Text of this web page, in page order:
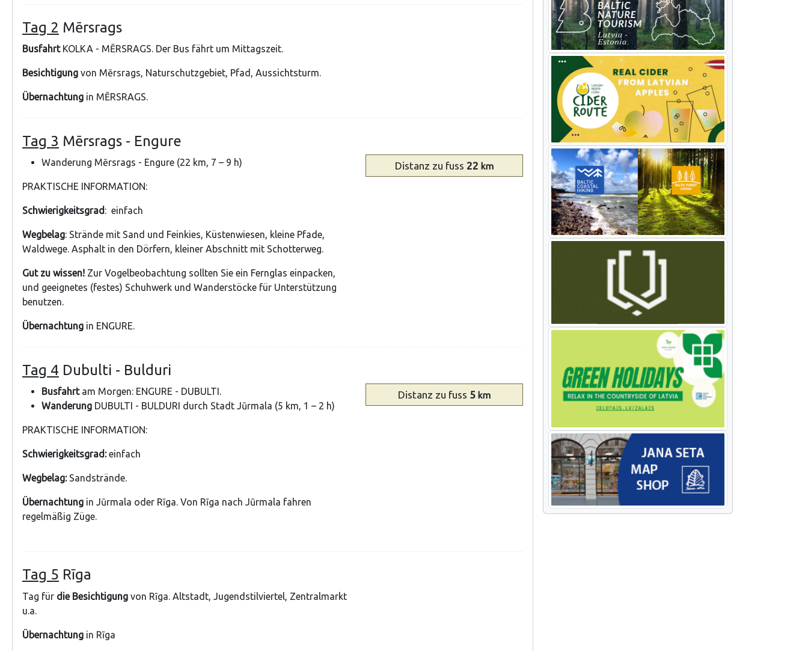
Tag 2 Mērsrags
BusfahrtKOLKA - MĒRSRAGS. Der Bus fährt um Mittagszeit.
Besichtigung von Mērsrags, Naturschutzgebiet, Pfad, Aussichtsturm.
Übernachtung in MĒRSRAGS.
Tag 3 Mērsrags - Engure
Wanderung Mērsrags - Engure (22 km, 7 – 9 h)
PRAKTISCHE INFORMATION:
Schwierigkeitsgrad: einfach
Wegbelag: Strände mit Sand und Feinkies, Küstenwiesen, kleine Pfade,
Waldwege. Asphalt in den Dörfern, kleiner Abschnitt mit Schotterweg.
Gut zu wissen! Zur Vogelbeobachtung sollten Sie ein Fernglas einpacken,
und geeignetes (festes) Schuhwerk und Wanderstöcke für Unterstützung
benutzen.
Übernachtung in ENGURE.
Distanz zu fuss 22 km
Tag 4 Dubulti - Bulduri
Busfahrtam Morgen: ENGURE - DUBULTI.
Wanderung DUBULTI - BULDURI durch Stadt Jūrmala (5 km, 1 – 2 h)
PRAKTISCHE INFORMATION:
Schwierigkeitsgrad:einfach
Wegbelag: Sandstrände.
Übernachtung in Jūrmala oder Rīga. Von Rīga nach Jūrmala fahren
regelmäßig Züge.
Distanz zu fuss 5km
Tag 5 Rīga
Tag für die Besichtigung von Rīga. Altstadt, Jugendstilviertel, Zentralmarkt
u.a.
Übernachtung in Rīga